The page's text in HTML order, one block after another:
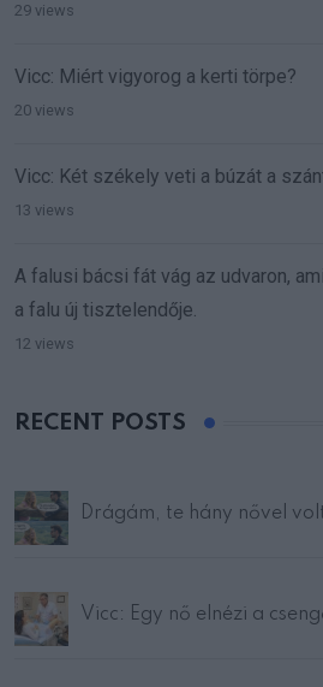
29 views
Vicc: Miért vigyorog a kerti törpe?
20 views
Vicc: Két székely veti a búzát a
13 views
A falusi bácsi fát vág az udvaron,
a falu új tisztelendője.
12 views
RECENT POSTS
Drágám, te hány nővel
Vicc: Egy nő elnézi a